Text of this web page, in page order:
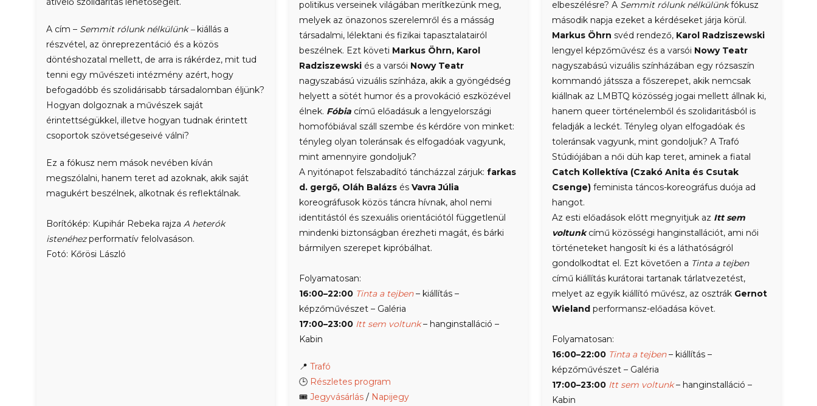
A cím – Semmit rólunk nélkülünk –kiállás a
részvétel, az önreprezentáció és a közös
döntéshozatal mellett, de arra is rákérdez, mit tud
tenni egy művészeti intézmény azért, hogy
befogadóbb és szolidárisabb társadalomban éljünk?
Hogyan dolgoznak a művészek saját
érintettségükkel, illetve hogyan tudnak érintett
csoportok szövetségeseivé válni?
Ez a fókusz nem mások nevében kíván
megszólalni, hanem teret ad azoknak, akik saját
magukért beszélnek, alkotnak és reflektálnak.
Borítókép: Kupihár Rebeka rajza A heterók
istenéhezperformatív felolvasáson.
Fotó: Kőrösi László
politikus verseinek világában merítkezünk meg,
melyek az önazonos szerelemről és a másság
társadalmi, lélektani és fizikai tapasztalatairól
beszélnek. Ezt követi Markus Öhrn, Karol
Radziszewski és a varsói Nowy Teatr
nagyszabású vizuális színháza, akik a gyöngédség
helyett a sötét humor és a provokáció eszközével
élnek. Fóbia című előadásuk a lengyelországi
homofóbiával száll szembe és kérdőre von minket:
tényleg olyan toleránsak és elfogadóak vagyunk,
mint amennyire gondoljuk?
A nyitónapot felszabadító táncházzal zárjuk: farkas
d. gergő, Oláh Balázs és Vavra Júlia
koreográfusok közös táncra hívnak, ahol nemi
identitástól és szexuális orientációtól függetlenül
mindenki biztonságban érezheti magát, és bárki
bármilyen szerepet kipróbálhat.
Folyamatosan:
16:00–22:00 Tinta a tejben– kiállítás –
képzőművészet – Galéria
17:00–23:00 Itt sem voltunk– hanginstalláció –
Kabin
📍 Trafó
🕒 Részletes program
🎟 Jegyvásárlás / Napijegy
elbeszélésre? A Semmit rólunk nélkülünkfókusz
második napja ezeket a kérdéseket járja körül.
Markus Öhrn svéd rendező, Karol Radziszewski
lengyel képzőművész és a varsói Nowy Teatr
nagyszabású vizuális színházában egy rózsaszín
kommandó játssza a főszerepet, akik nemcsak
kiállnak az LMBTQ közösség jogai mellett állnak ki,
hanem queer történelemből és szolidaritásból is
feladják a leckét. Tényleg olyan elfogadóak és
toleránsak vagyunk, mint gondoljuk? A Trafó
Stúdiójában a női düh kap teret, aminek a fiatal
Catch Kollektíva (Czakó Anita és Csutak
Csenge) feminista táncos-koreográfus duója ad
hangot.
Az esti előadások előtt megnyitjuk az Itt sem
voltunkcímű közösségi hanginstallációt, ami női
történeteket hangosít ki és a láthatóságról
gondolkodtat el. Ezt követően a Tinta a tejben
című kiállítás kurátorai tartanak tárlatvezetést,
melyet az egyik kiállító művész, az osztrák Gernot
Wieland performansz-előadása követ.
Folyamatosan:
16:00–22:00 Tinta a tejben– kiállítás –
képzőművészet – Galéria
17:00–23:00 Itt sem voltunk– hanginstalláció –
Kabin